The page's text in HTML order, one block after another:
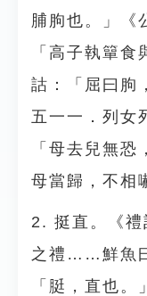
脯朐也。」《
「高子執簞
詁：「屈曰朐
五一一．列女
「母去兒無恐
母當歸，不相
2. 挺直。《禮
之禮……鮮魚
「脡，直也